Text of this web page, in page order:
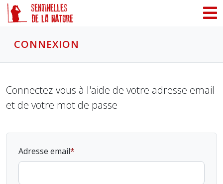
CONNEXION
Connectez-vous à l'aide de votre adresse email
et de votre mot de passe
Adresse email
Panneau de gestion des cookies